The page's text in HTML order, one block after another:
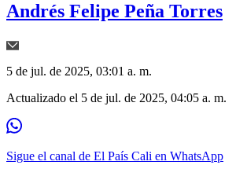
Andrés Felipe Peña Torres
5 de jul. de 2025, 03:01 a. m.
Actualizado el 5 de jul. de 2025, 04:05 a. m.
Sigue el canal de El País Cali en WhatsApp